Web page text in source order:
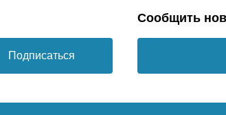
Подписаться
Сообщить